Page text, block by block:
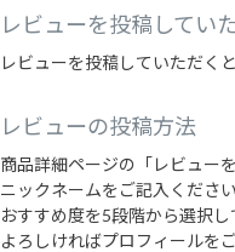
レビューを投稿してい
レビューを投稿していただく
レビューの投稿方法
商品詳細ページの「レビュー
ニックネームをご記入ください
おすすめ度を5段階から選択
よろしければプロフィールを